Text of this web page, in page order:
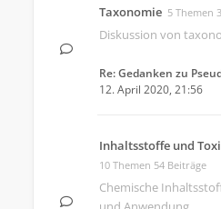
Taxonomie 5 Themen
Diskussion von
Re: Gedanken zu
12. April 2020, 21:56
Inhaltsstoffe und
10 Themen 54 Beiträge
Chemische